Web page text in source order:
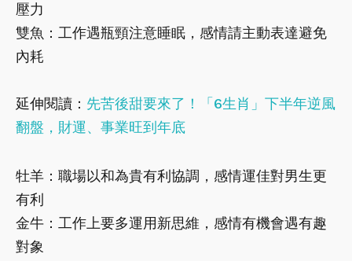
壓力
雙魚：工作遇瓶頸注意睡眠，感情請主動表達避免
內耗
延伸閱讀： 先苦後甜要來了！「6生肖」下半年逆風
翻盤，財運、事業旺到年底
牡羊：職場以和為貴有利協調，感情運佳對男生更
有利
金牛：工作上要多運用新思維，感情有機會遇有趣
對象